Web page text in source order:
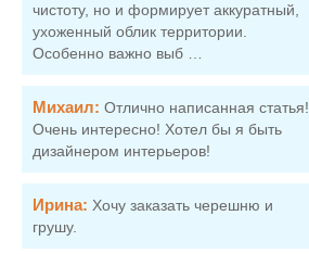
чистоту, но и формирует аккуратный,
ухоженный облик территории.
Особенно важно выб …
Михаил: Отлично написанная статья!
Очень интересно! Хотел бы я быть
дизайнером интерьеров!
Ирина: Хочу заказать черешню и
грушу.